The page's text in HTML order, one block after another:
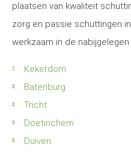
plaatsen van kwaliteit
zorg en passie schuttingen
werkzaam in de
Kekerdom
Batenburg
Tricht
Doetinchem
Duiven